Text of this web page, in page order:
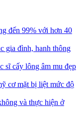
đến 99% với hơn 40
gia đình, hanh thông
sĩ cấy lông âm mu đẹp
cơ mặt bị liệt mức độ
và thực hiện ở